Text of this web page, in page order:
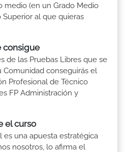
medio (en un Grado Medio
al que quieras
consigue
de las Pruebas Libres que se
conseguirás el
Profesional de Técnico
FP Administración y
el curso
es una apuesta estratégica
nosotros, lo afirma el